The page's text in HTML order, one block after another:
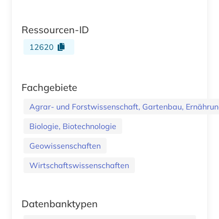
Ressourcen-ID
12620
Fachgebiete
Agrar- und Forstwissenschaft, Gartenbau,
Biologie, Biotechnologie
Geowissenschaften
Wirtschaftswissenschaften
Datenbanktypen